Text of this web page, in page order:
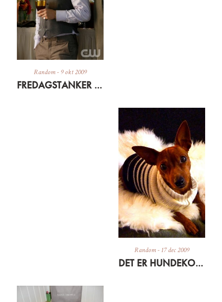
Random- 9 okt 2009
FREDAGSTANKER – HVOR BLIVER DE AF I WEEKENDEN?
Random- 17 dec 2009
DET ER HUNDEKOLDT